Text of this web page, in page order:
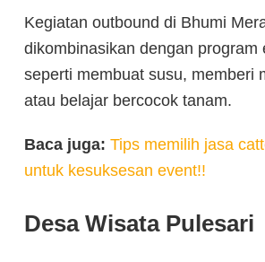
Kegiatan outbound di Bhumi
dikombinasikan dengan program
seperti membuat susu, memberi
atau belajar bercocok tanam.
Baca juga: Tips memilih jasa
untuk kesuksesan event!!
Desa Wisata Pulesari